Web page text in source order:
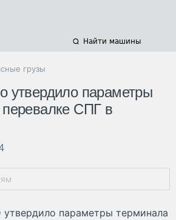
Найти машины
грузы
утвердило параметры
СПГ в
параметры терминала